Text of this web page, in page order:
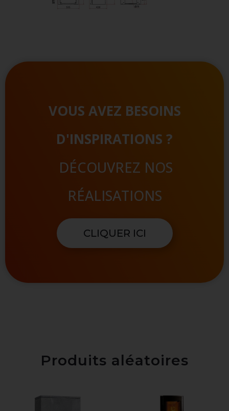
VOUS AVEZ BESOINS
D'INSPIRATIONS ?
DÉCOUVREZ NOS
RÉALISATIONS
CLIQUER ICI
Produits aléatoires